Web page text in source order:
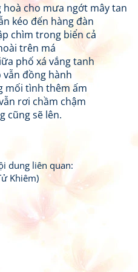
hoà cho mưa ngớt mây tan
kéo đến hàng đàn
chìm trong biển cả
trên má
phố xá vắng tanh
đồng hành
mối tình thêm ấm
rơi chầm chậm
cũng sẽ lên.
dung liên quan:
Khiêm)